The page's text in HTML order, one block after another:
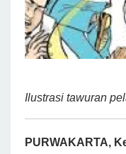
Ilustrasi tawuran
PURWAKARTA,